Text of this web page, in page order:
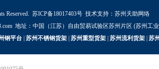
Reserved. 苏ICP备18017403号技术支持： 苏州天助网络
地址：中国（江苏）自由贸易试验区苏州片区 (苏州工
钢平台 苏州不锈钢货架 苏州重型货架 苏州流利货架 苏